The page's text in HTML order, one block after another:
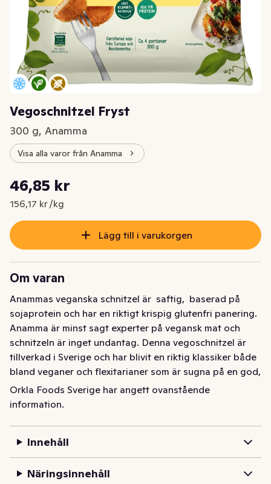
Vegoschnitzel Fryst
300 g, Anamma
Visa alla varor från Anamma
Nuvarande pris är: 46,85 kr
46,85 kr
156,17 kr /kg
Styckpris: 156,17 kr /kg
Lägg till i varukorgen
Om varan
Anammas veganska schnitzel är  saftig,  baserad på
sojaprotein och har en riktigt krispig glutenfri panering.
Anamma är minst sagt experter på vegansk mat och
schnitzeln är inget undantag. Denna vegoschnitzel är
tillverkad i Sverige och har blivit en riktig klassiker både
bland veganer och flexitarianer som är sugna på en god,
vegansk middag.
med omtanke för dig, djuren och miljön. Vegoschnitzeln
har ca 60% lägre klimatpåverkan än Wienerschnitzel
gjord på fläskkött. Läs mer om Anamma och hur de har
räknat ut klimatpåverkan på anamma.eu
Orkla Foods Sverige har angett ovanstående
information.
Innehåll
Näringsinnehåll